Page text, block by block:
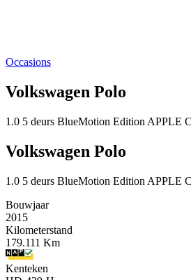
Occasions
Volkswagen Polo
1.0 5 deurs BlueMotion Edition APPLE
Volkswagen Polo
1.0 5 deurs BlueMotion Edition APPLE
Bouwjaar
2015
Kilometerstand
179.111 Km
Kenteken